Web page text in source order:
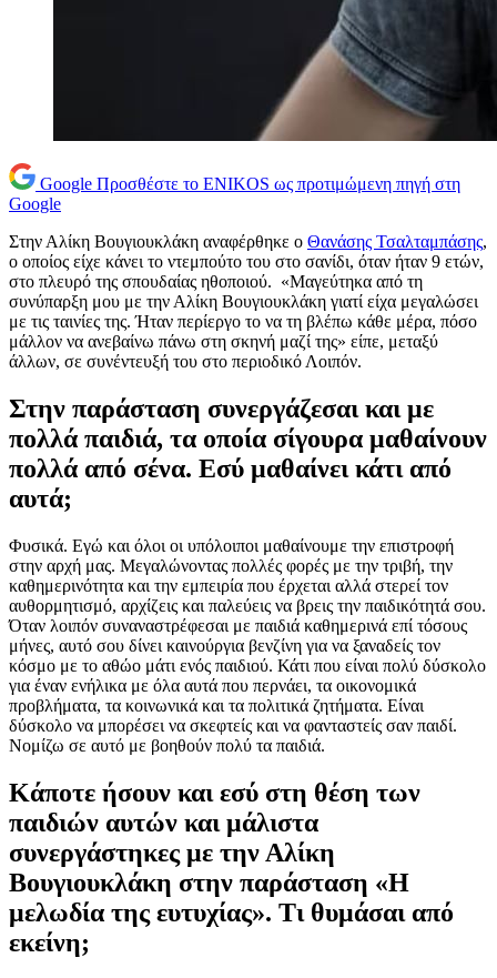
Google Προσθέστε το ENIKOS ως προτιμώμενη πηγή στη
Google
Στην Αλίκη Βουγιουκλάκη αναφέρθηκε ο Θανάσης Τσαλταμπάσης,
ο οποίος είχε κάνει το ντεμπούτο του στο σανίδι, όταν ήταν 9 ετών,
στο πλευρό της σπουδαίας ηθοποιού. «Μαγεύτηκα από τη
συνύπαρξη μου με την Αλίκη Βουγιουκλάκη γιατί είχα μεγαλώσει
με τις ταινίες της. Ήταν περίεργο το να τη βλέπω κάθε μέρα, πόσο
μάλλον να ανεβαίνω πάνω στη σκηνή μαζί της» είπε, μεταξύ
άλλων, σε συνέντευξή του στο περιοδικό Λοιπόν.
Στην παράσταση συνεργάζεσαι και με
πολλά παιδιά, τα οποία σίγουρα μαθαίνουν
πολλά από σένα. Εσύ μαθαίνει κάτι από
αυτά;
Φυσικά. Εγώ και όλοι οι υπόλοιποι μαθαίνουμε την επιστροφή
στην αρχή μας. Μεγαλώνοντας πολλές φορές με την τριβή, την
καθημερινότητα και την εμπειρία που έρχεται αλλά στερεί τον
αυθορμητισμό, αρχίζεις και παλεύεις να βρεις την παιδικότητά σου.
Όταν λοιπόν συναναστρέφεσαι με παιδιά καθημερινά επί τόσους
μήνες, αυτό σου δίνει καινούργια βενζίνη για να ξαναδείς τον
κόσμο με το αθώο μάτι ενός παιδιού. Κάτι που είναι πολύ δύσκολο
για έναν ενήλικα με όλα αυτά που περνάει, τα οικονομικά
προβλήματα, τα κοινωνικά και τα πολιτικά ζητήματα. Είναι
δύσκολο να μπορέσει να σκεφτείς και να φανταστείς σαν παιδί.
Νομίζω σε αυτό με βοηθούν πολύ τα παιδιά.
Κάποτε ήσουν και εσύ στη θέση των
παιδιών αυτών και μάλιστα
συνεργάστηκες με την Αλίκη
Βουγιουκλάκη στην παράσταση «Η
μελωδία της ευτυχίας». Τι θυμάσαι από
εκείνη;